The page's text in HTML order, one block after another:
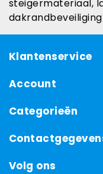
steigermateriaal,
dakrandbeveiliging
Klantenservice
Account
Categorieën
Volg ons